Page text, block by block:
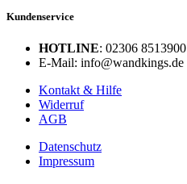
Kundenservice
HOTLINE: 02306 8513900
E-Mail: info@wandkings.de
Kontakt & Hilfe
Widerruf
AGB
Datenschutz
Impressum